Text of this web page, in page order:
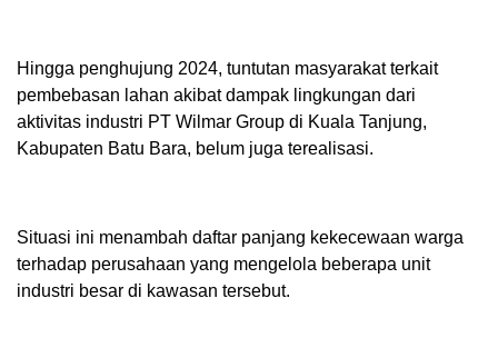
Hingga penghujung 2024, tuntutan masyarakat terkait
pembebasan lahan akibat dampak lingkungan dari
aktivitas industri PT Wilmar Group di Kuala Tanjung,
Kabupaten Batu Bara, belum juga terealisasi.
Situasi ini menambah daftar panjang kekecewaan warga
terhadap perusahaan yang mengelola beberapa unit
industri besar di kawasan tersebut.